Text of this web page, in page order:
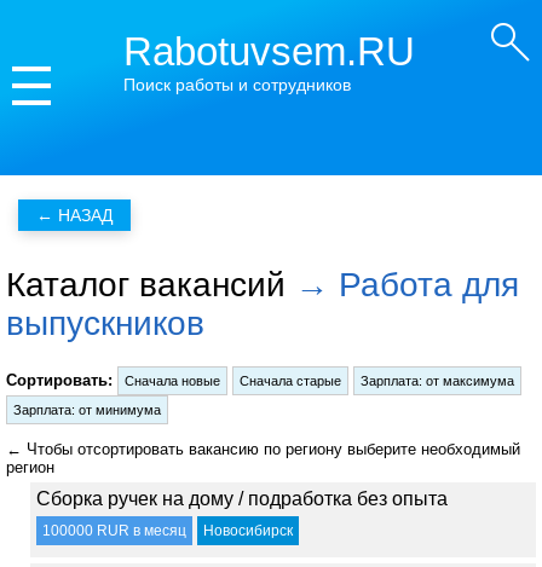
Rabotuvsem.RU
Поиск работы и сотрудников
Каталог вакансий → Работа для
выпускников
Сортировать:
← Чтобы отсортировать вакансию по региону выберите необходимый
регион
Сборка ручек на дому / подработка без опыта
100000 RUR в месяц Новосибирск